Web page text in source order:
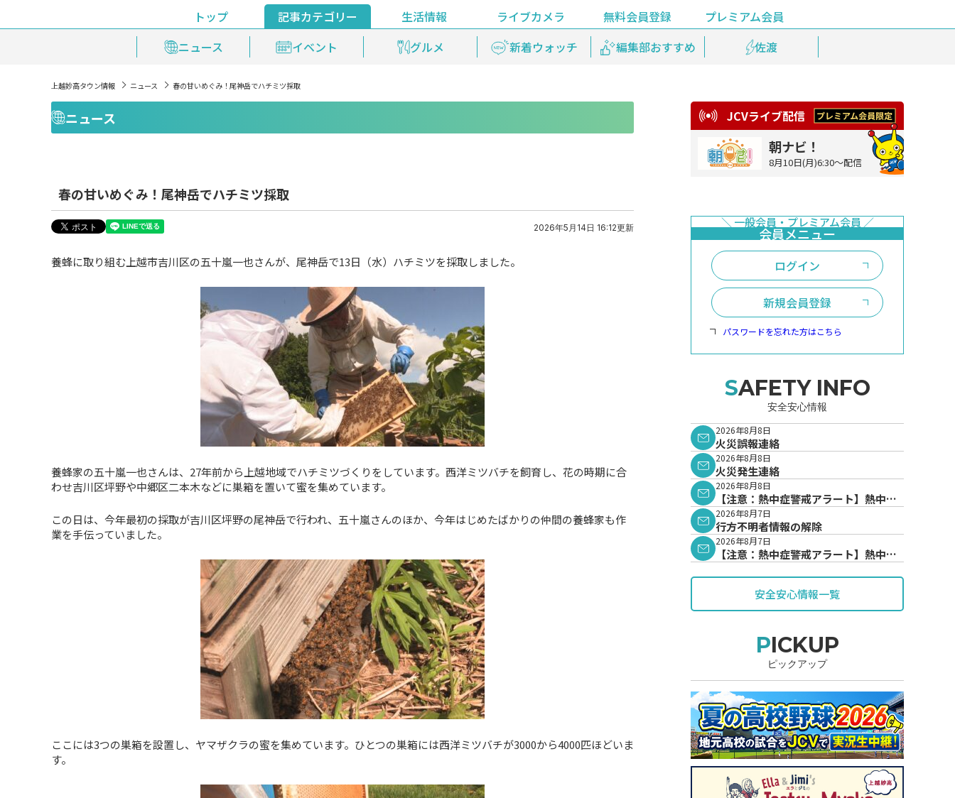
トップ
記事カテゴリー
ニュース
イベント グルメ 新着ウォッチ 編集部おすすめ 佐渡
生活情報
おくやみ情報
安全安心情報 天気 上越妙高百景 鉄道情報
ライブカメラ 無料会員登録
プレミアム会員
ライブ配信
見逃し配信 プレミアム会員登録
上越妙高タウン情報 ニュース 春の甘いめぐみ！尾神岳でハチミツ採取
ニュース
春の甘いめぐみ！尾神岳でハチミツ採取
2026年5月14日 16:12更新
養蜂に取り組む上越市吉川区の五十嵐一也さんが、尾神岳で13日（水）ハチミツを採取しました。
養蜂家の五十嵐一也さんは、27年前から上越地域でハチミツづくりをしています。西洋ミツバチを飼育し、花の時期に合
わせ吉川区坪野や中郷区二本木などに巣箱を置いて蜜を集めています。
この日は、今年最初の採取が吉川区坪野の尾神岳で行われ、五十嵐さんのほか、今年はじめたばかりの仲間の養蜂家も作
業を手伝っていました。
ここには3つの巣箱を設置し、ヤマザクラの蜜を集めています。ひとつの巣箱には西洋ミツバチが3000から4000匹ほどいま
す。
JCVライブ配信
朝ナビ！
8月10日(月)6:30～配信
ログイン
新規会員登録
パスワードを忘れた方はこちら
SAFETY INFO
安全安心情報
2026年8月8日
火災誤報連絡
2026年8月8日
火災発生連絡
2026年8月8日
【注意：熱中症警戒アラート】熱中症
警戒アラートが発表されています。
2026年8月7日
行方不明者情報の解除
2026年8月7日
【注意：熱中症警戒アラート】熱中症
安全安心情報一覧
PICKUP
ピックアップ